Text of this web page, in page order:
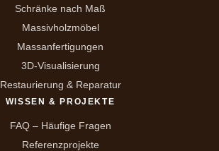
Schränke nach Maß
Massivholzmöbel
Massanfertigungen
3D-Visualisierung
Restaurierung & Reparatur
WISSEN & PROJEKTE
FAQ – Häufige Fragen
Referenzprojekte